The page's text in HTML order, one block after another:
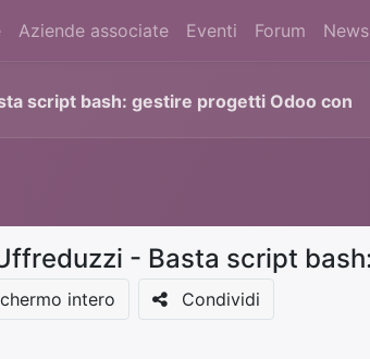
Aziende associate Eventi Forum News
script bash: gestire progetti Odoo con
intero Condividi